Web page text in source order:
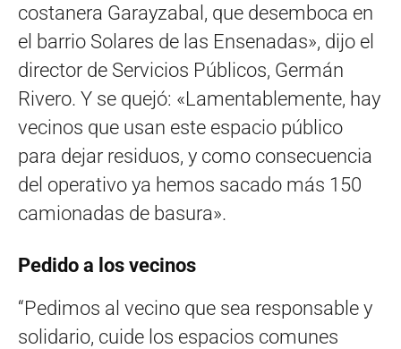
costanera Garayzabal, que desemboca en
el barrio Solares de las Ensenadas», dijo el
director de Servicios Públicos, Germán
Rivero. Y se quejó: «Lamentablemente, hay
vecinos que usan este espacio público
para dejar residuos, y como consecuencia
del operativo ya hemos sacado más 150
camionadas de basura».
Pedido a los vecinos
“Pedimos al vecino que sea responsable y
solidario, cuide los espacios comunes